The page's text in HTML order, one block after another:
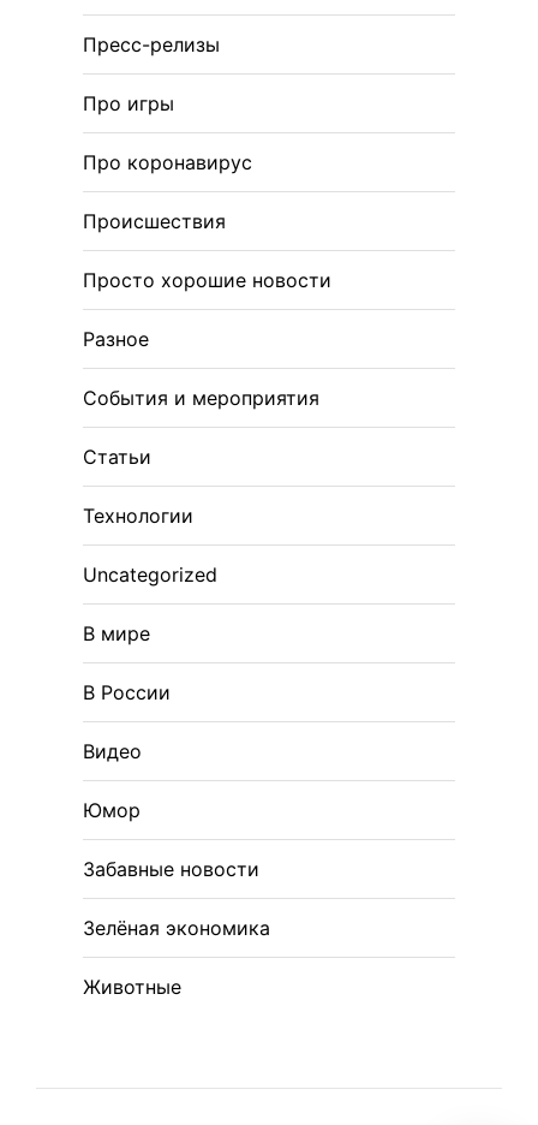
Пресс-релизы
Про игры
Про коронавирус
Происшествия
Просто хорошие новости
Разное
События и мероприятия
Статьи
Технологии
Uncategorized
В мире
В России
Видео
Юмор
Забавные новости
Зелёная экономика
Животные